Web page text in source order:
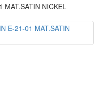
MAT.SATIN NICKEL